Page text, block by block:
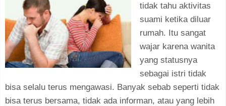
tidak tahu aktivitas
suami ketika diluar
rumah. Itu sangat
wajar karena wanita
yang statusnya
sebagai istri tidak
bisa selalu terus mengawasi. Banyak sebab seperti tidak
bisa terus bersama, tidak ada informan, atau yang lebih